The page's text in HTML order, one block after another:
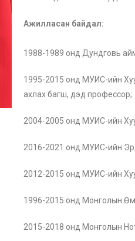
Ажилласан байдал:
1988-1989 онд Дундговь
1995-2015 онд МУИС-ийн
ахлах багш, дэд профессор;
2004-2005 онд МУИС-ийн
2016-2021 онд МУИС-ийн
2012-2015 онд МУИС-ийн
1996-2015 онд Монголын
2015-2018 онд Монголын